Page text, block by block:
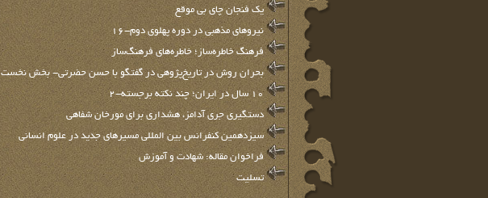
یک فنجان چای بی موقع
نیروهای مذهبی در دوره پهلوی دوم-۱۶
فرهنگ خاطره‌‏ساز؛ خاطره‌های فرهنگ‌ساز
بحران روش در تاریخ‌پژوهی در گفتگو با حسن حضرتی- بخش نخست
10 سال در ایران؛ چند نکته برجسته-2
دستگیری جری آدامز، هشداری برای مورخان شفاهی
سیزدهمین کنفرانس بین المللی مسیرهای جدید در علوم انسانی
فراخوان مقاله: شهادت و آموزش
تسلیت